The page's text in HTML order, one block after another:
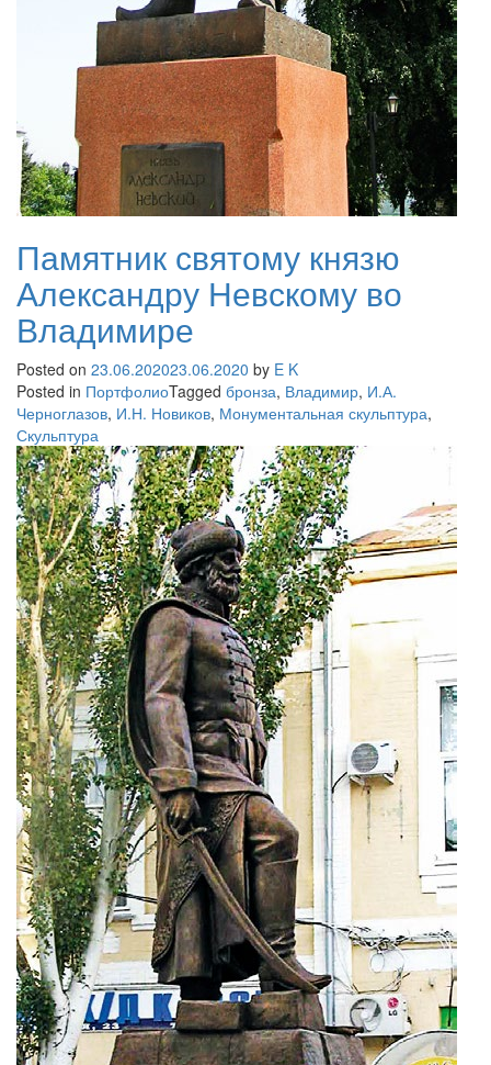
Памятник святому князю
Александру Невскому во
Владимире
Posted on 23.06.202023.06.2020 by E K
Posted in ПортфолиоTagged бронза, Владимир, И.А.
Черноглазов, И.Н. Новиков, Монументальная скульптура,
Скульптура